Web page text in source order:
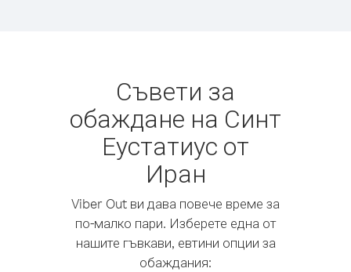
Съвети за
обаждане на Синт
Еустатиус от
Иран
Viber Out ви дава повече време за
по-малко пари. Изберете една от
нашите гъвкави, евтини опции за
обаждания: